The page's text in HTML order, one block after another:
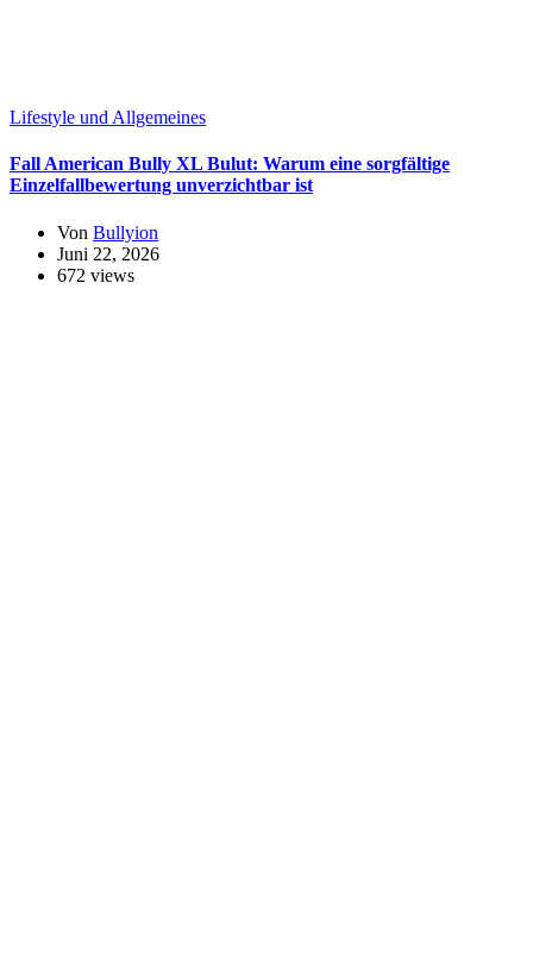
Lifestyle und Allgemeines
Fall American Bully XL Bulut: Warum eine sorgfältige
Einzelfallbewertung unverzichtbar ist
Von Bullyion
Juni 22, 2026
672 views